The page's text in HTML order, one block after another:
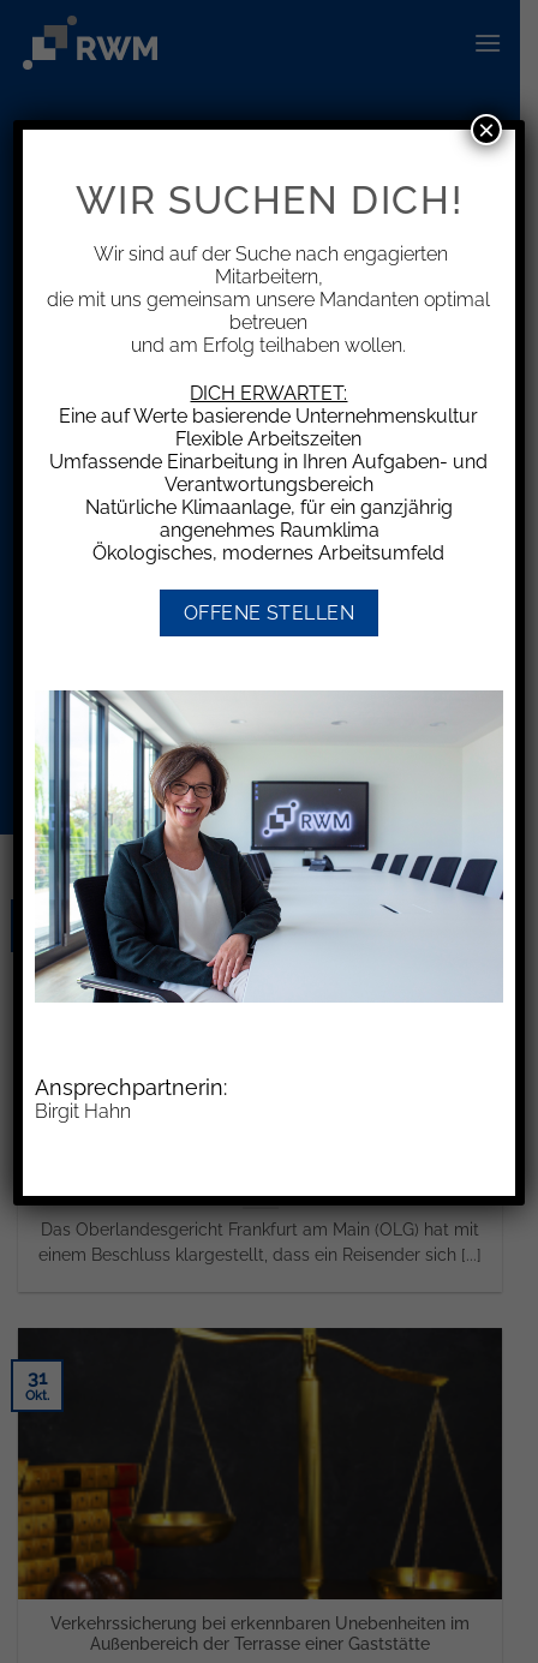
Inhalt
springen
Info Center
Neuigkeiten rund um das Thema
Steuern und Wirtschaft
akzeptiere dieDatenschutzerklärung.
Das Oberlandesgericht Frankfurt am Main (OLG) hat mit
einem Beschluss klargestellt, dass ein Reisender sich [...]
Okt.
Verkehrssicherung bei erkennbaren Unebenheiten im
Außenbereich der Terrasse einer Gaststätte
31
Okt.
WIR SUCHEN DICH!
Wir sind auf der Suche nach engagierten
Mitarbeitern,
die mit uns gemeinsam unsere Mandanten optimal
betreuen
und am Erfolg teilhaben wollen.
DICH ERWARTET:
Eine auf Werte basierende Unternehmenskultur
Flexible Arbeitszeiten
Umfassende Einarbeitung in Ihren Aufgaben- und
Verantwortungsbereich
Natürliche Klimaanlage, für ein ganzjährig
angenehmes Raumklima
Ökologisches, modernes Arbeitsumfeld
OFFENE STELLEN
Ansprechpartnerin:
Birgit Hahn
×